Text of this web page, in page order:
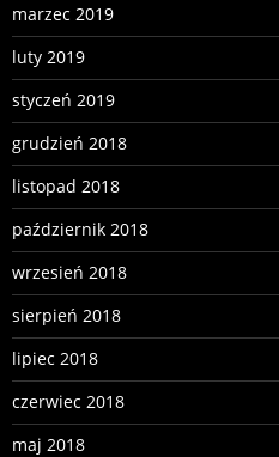
marzec 2019
luty 2019
styczeń 2019
grudzień 2018
listopad 2018
październik 2018
wrzesień 2018
sierpień 2018
lipiec 2018
czerwiec 2018
maj 2018